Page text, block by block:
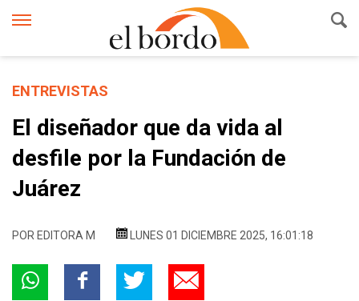
ENTREVISTAS
El diseñador que da vida al
desfile por la Fundación de
Juárez
POR EDITORA M LUNES 01 DICIEMBRE 2025, 16:01:18